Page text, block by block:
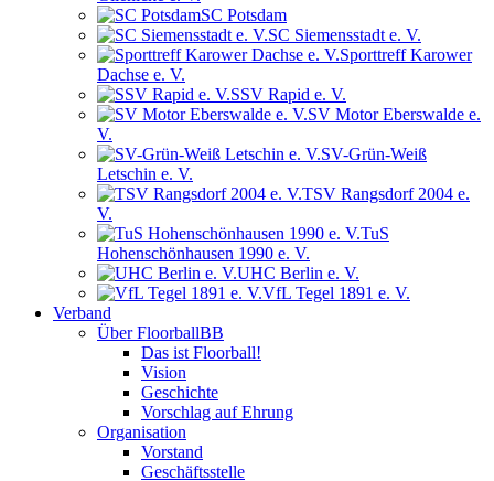
SC Potsdam
SC Siemensstadt e. V.
Sporttreff Karower
Dachse e. V.
SSV Rapid e. V.
SV Motor Eberswalde e.
V.
SV-Grün-Weiß
Letschin e. V.
TSV Rangsdorf 2004 e.
V.
TuS
Hohenschönhausen 1990 e. V.
UHC Berlin e. V.
VfL Tegel 1891 e. V.
Verband
Über FloorballBB
Das ist Floorball!
Vision
Geschichte
Vorschlag auf Ehrung
Organisation
Vorstand
Geschäftsstelle